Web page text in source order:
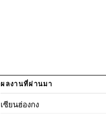
ผลงานที่ผ่านมา
เซียนฮ่องกง